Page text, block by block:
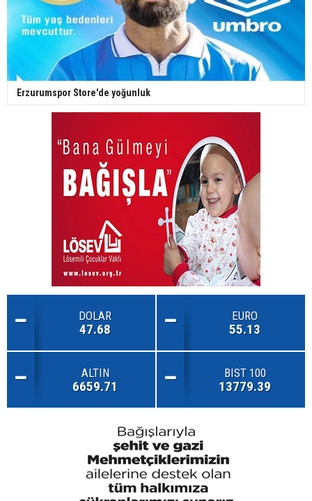
Erzurumspor Store'de yoğunluk
DOLAR
47.68
EURO
55.13
ALTIN
6659.71
BIST 100
13779.39